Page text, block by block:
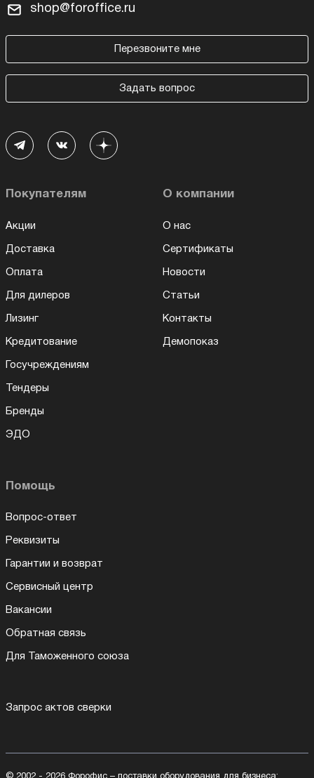
shop@foroffice.ru
Перезвоните мне
Задать вопрос
Покупателям
Акции
Доставка
Оплата
Для дилеров
Лизинг
Кредитование
Госучреждениям
Тендеры
Бренды
ЭДО
О компании
О нас
Сертификаты
Новости
Статьи
Контакты
Демопоказ
Помощь
Вопрос-ответ
Реквизиты
Гарантии и возврат
Сервисный центр
Вакансии
Обратная связь
Для Таможенного союза
Запрос актов сверки
© 2002 - 2026 Форофис – поставки оборудования для бизнеса: